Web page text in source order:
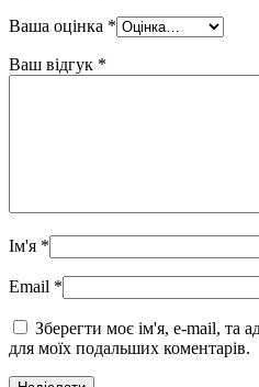
Ваша оцінка *
Ваш відгук *
Ім'я *
Email *
Зберегти моє ім'я, e-mail, та
для моїх подальших коментарів.